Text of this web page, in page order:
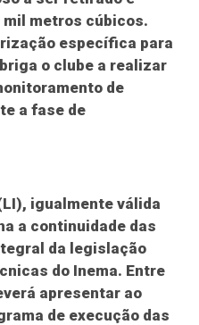
mil metros cúbicos.
específica para
o clube a realizar
de
a fase de
igualmente válida
a continuidade das
da legislação
do Inema. Entre
apresentar ao
de execução das